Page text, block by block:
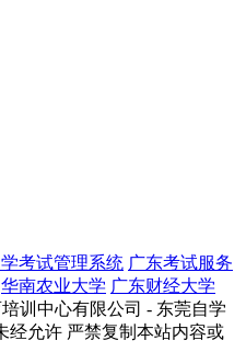
考试管理系统 广东考试服务
华南农业大学 广东财经大学
训中心有限公司 - 东莞自学
经允许 严禁复制本站内容或